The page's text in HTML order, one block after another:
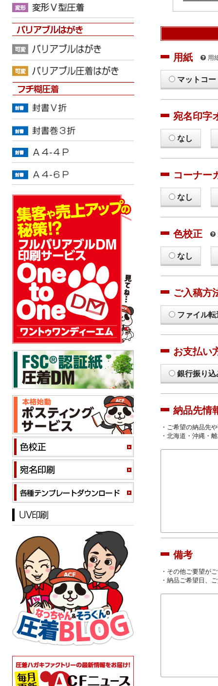
用紙 用
マットコー
宛名印字
なし
コーナー
なし
色校正
なし
ご入稿方
ファイル
お支払い
銀行振り込
納品先情
・ご希望の納品先
・北海道・沖縄・
備考
・その他ご要望が
・納品ご希望日、